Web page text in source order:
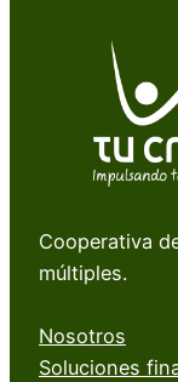
Cooperativa
múltiples.
Nosotros
Soluciones